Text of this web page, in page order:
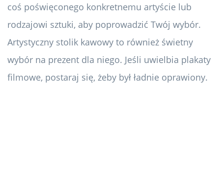
coś poświęconego konkretnemu artyście lub
rodzajowi sztuki, aby poprowadzić Twój wybór.
Artystyczny stolik kawowy to również świetny
wybór na prezent dla niego. Jeśli uwielbia plakaty
filmowe, postaraj się, żeby był ładnie oprawiony.